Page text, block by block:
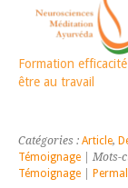
Formation
être au travail
Catégories : Article,
Témoignage | Mots-
Témoignage